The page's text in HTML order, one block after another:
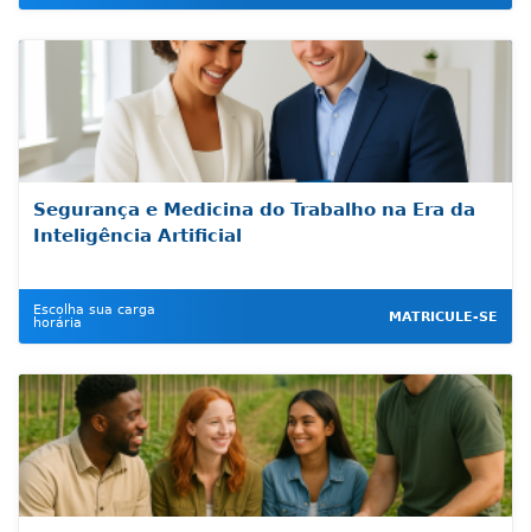
Segurança e Medicina do Trabalho na Era da
Inteligência Artificial
Escolha sua carga
horária
MATRICULE-SE